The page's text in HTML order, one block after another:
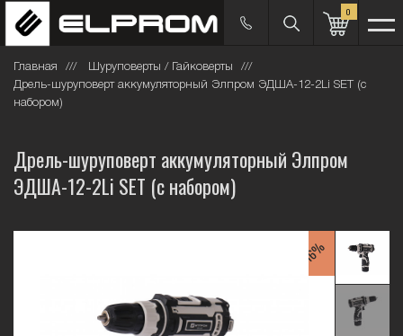
0
Главная
Шуруповерты / Гайковерты
Дрель-шуруповерт аккумуляторный Элпром ЭДША-12-2Li SET (с
набором)
Дрель-шуруповерт аккумуляторный Элпром
ЭДША-12-2Li SET (с набором)
-16%